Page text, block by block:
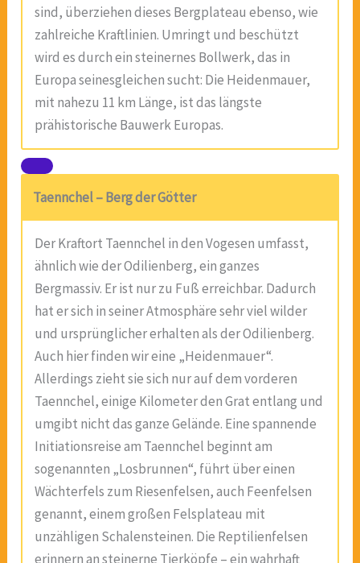
sind, überziehen dieses Bergplateau ebenso, wie
zahlreiche Kraftlinien. Umringt und beschützt
wird es durch ein steinernes Bollwerk, das in
Europa seinesgleichen sucht: Die Heidenmauer,
mit nahezu 11 km Länge, ist das längste
prähistorische Bauwerk Europas.
Taennchel – Berg der Götter
Der Kraftort Taennchel in den Vogesen umfasst,
ähnlich wie der Odilienberg, ein ganzes
Bergmassiv. Er ist nur zu Fuß erreichbar. Dadurch
hat er sich in seiner Atmosphäre sehr viel wilder
und ursprünglicher erhalten als der Odilienberg.
Auch hier finden wir eine „Heidenmauer“.
Allerdings zieht sie sich nur auf dem vorderen
Taennchel, einige Kilometer den Grat entlang und
umgibt nicht das ganze Gelände. Eine spannende
Initiationsreise am Taennchel beginnt am
sogenannten „Losbrunnen“, führt über einen
Wächterfels zum Riesenfelsen, auch Feenfelsen
genannt, einem großen Felsplateau mit
unzähligen Schalensteinen. Die Reptilienfelsen
erinnern an steinerne Tierköpfe – ein wahrhaft